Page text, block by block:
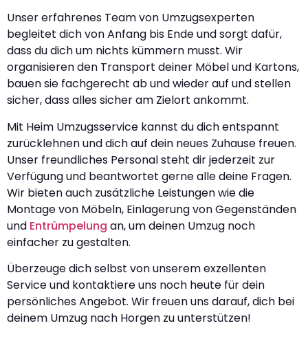
Unser erfahrenes Team von Umzugsexperten
begleitet dich von Anfang bis Ende und sorgt dafür,
dass du dich um nichts kümmern musst. Wir
organisieren den Transport deiner Möbel und Kartons,
bauen sie fachgerecht ab und wieder auf und stellen
sicher, dass alles sicher am Zielort ankommt.
Mit Heim Umzugsservice kannst du dich entspannt
zurücklehnen und dich auf dein neues Zuhause freuen.
Unser freundliches Personal steht dir jederzeit zur
Verfügung und beantwortet gerne alle deine Fragen.
Wir bieten auch zusätzliche Leistungen wie die
Montage von Möbeln, Einlagerung von Gegenständen
und Entrümpelung an, um deinen Umzug noch
einfacher zu gestalten.
Überzeuge dich selbst von unserem exzellenten
Service und kontaktiere uns noch heute für dein
persönliches Angebot. Wir freuen uns darauf, dich bei
deinem Umzug nach Horgen zu unterstützen!